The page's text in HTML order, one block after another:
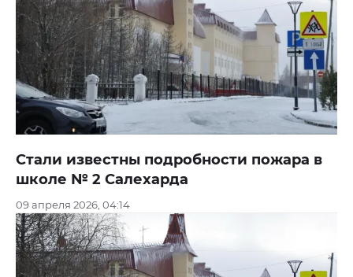
Стали известны подробности пожара в
школе № 2 Салехарда
09 апреля 2026, 04:14